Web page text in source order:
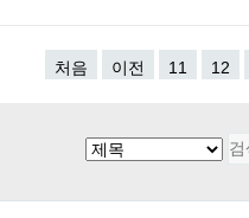
처음 이전 11 12